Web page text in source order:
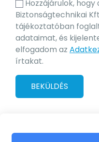
Hozzájárulok, hogy
Biztonságtechnikai
tájékoztatóban
adataimat, és
elfogadom az
írtakat.
BEKÜLDÉS